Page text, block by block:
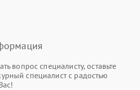
вопрос специалисту, оставьте
специалист с радостью